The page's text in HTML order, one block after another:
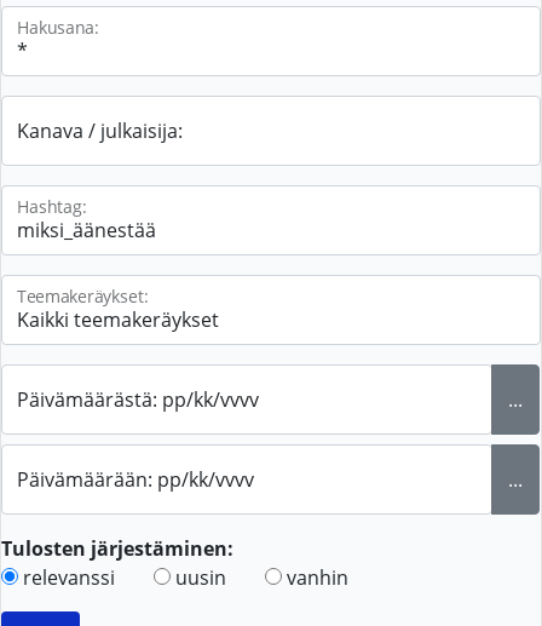
Hakusana:
Kanava / julkaisija:
Hashtag:
Teemakeräykset:
Päivämäärästä: pp/kk/vvvv ...
Päivämäärään: pp/kk/vvvv ...
Tulosten järjestäminen:
relevanssi
uusin vanhin